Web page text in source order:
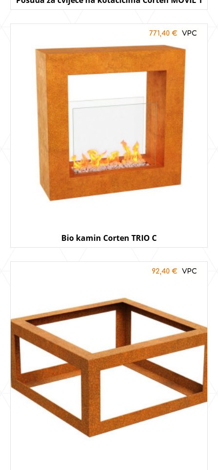
Bio kamin Corten TRIO C
771,40 €
92,40 €